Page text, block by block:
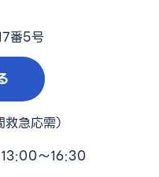
番5号
救急応需）
〜16:30